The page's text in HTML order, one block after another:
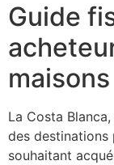
Guide
La Costa
des destinations
souhaitant